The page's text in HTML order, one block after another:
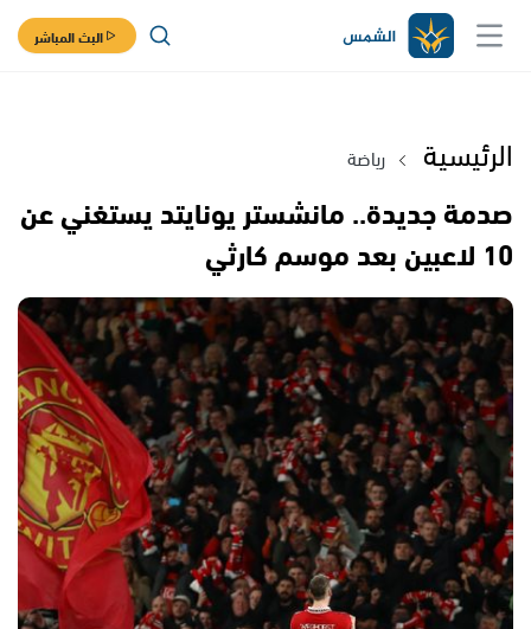
البث المباشر
الرئيسية رياضة
صدمة جديدة.. مانشستر يونايتد يستغني عن
10 لاعبين بعد موسم كارثي